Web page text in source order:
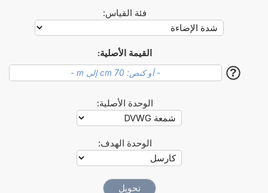
فئة القياس:
القيمة الأصلية:
?
الوحدة الأصلية:
الوحدة الهدف: